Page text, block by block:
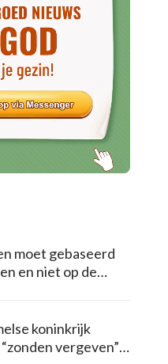
moet gebaseerd
en niet op de
koninkrijk
vergeven”